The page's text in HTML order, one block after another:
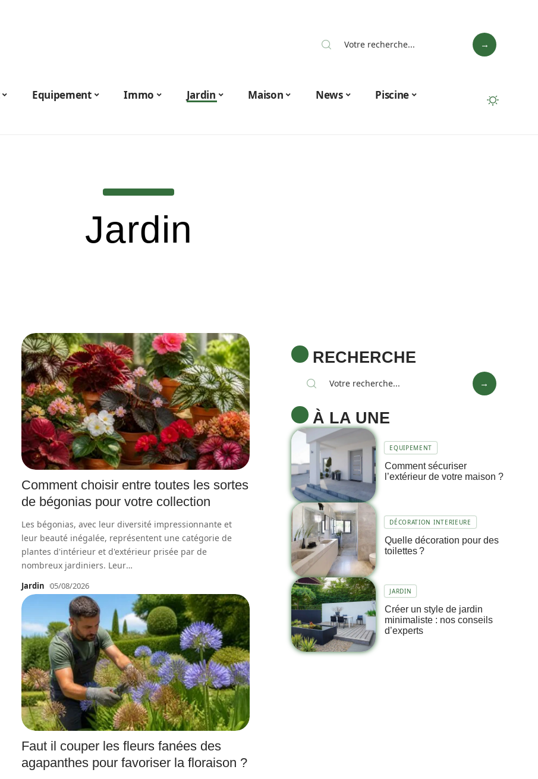
Equipement Immo Jardin Maison News
Piscine
Jardin
Comment choisir entre toutes les sortes
de bégonias pour votre collection
Les bégonias, avec leur diversité impressionnante et
leur beauté inégalée, représentent une catégorie de
plantes d'intérieur et d'extérieur prisée par de
nombreux jardiniers. Leur…
Jardin 05/08/2026
Faut il couper les fleurs fanées des
agapanthes pour favoriser la floraison ?
RECHERCHE
À LA UNE
EQUIPEMENT
Comment sécuriser
l’extérieur de votre maison ?
DÉCORATION INTERIEURE
Quelle décoration pour des
toilettes ?
JARDIN
Créer un style de jardin
minimaliste : nos conseils
d’experts